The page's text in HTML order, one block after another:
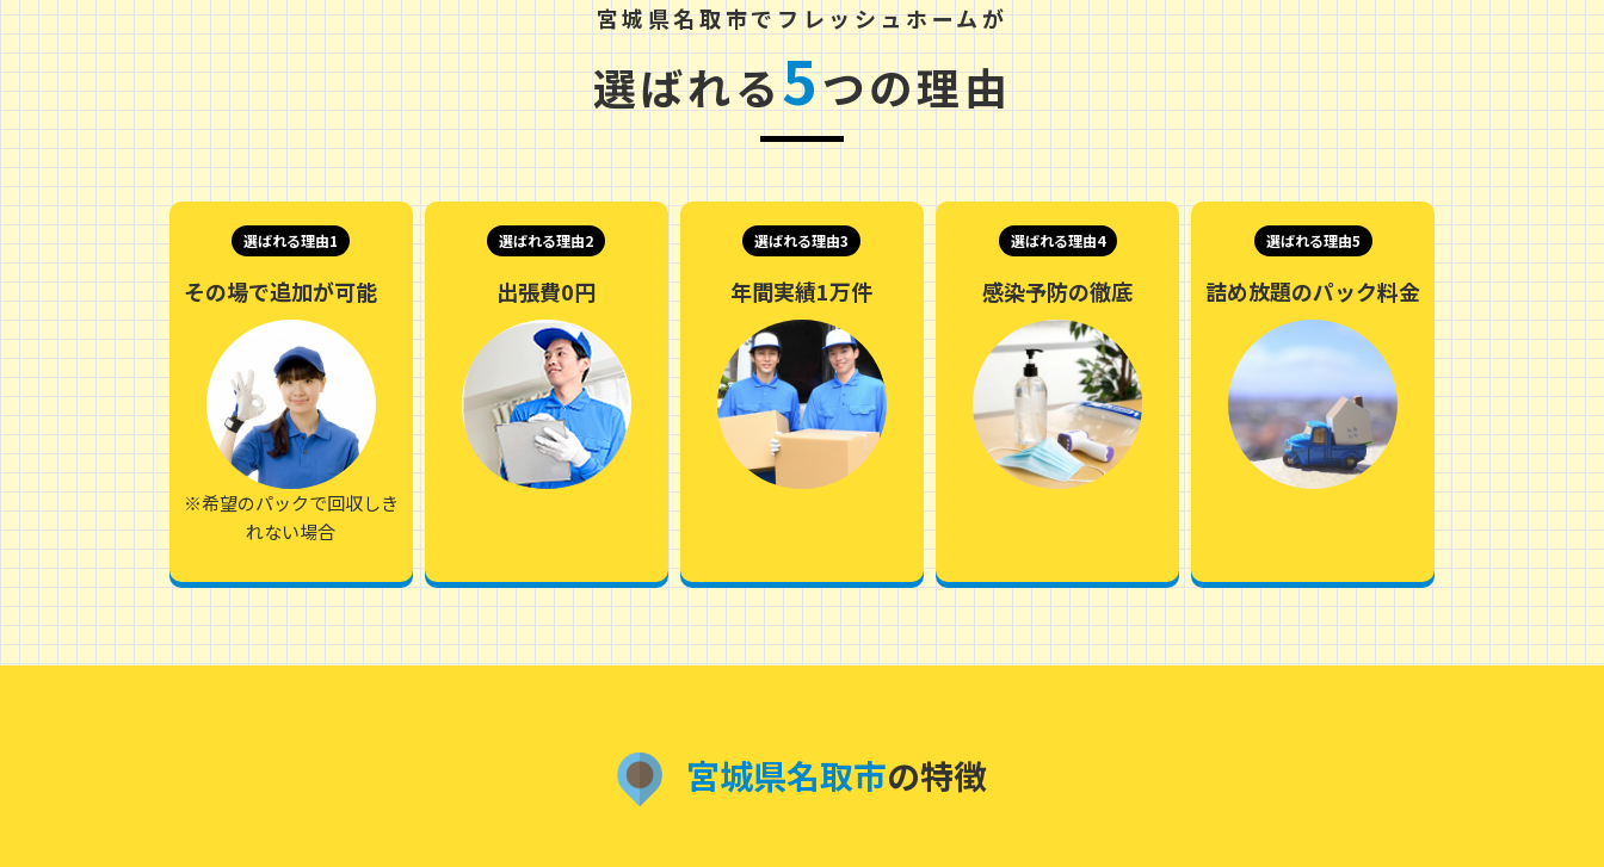
宮城県名取市でフレッシュホームが
選ばれる5つの理由
選ばれる理由1
その場で追加が可能
※希望のパックで回収しき
れない場合
選ばれる理由2
出張費0円
選ばれる理由3
年間実績1万件
選ばれる理由4
感染予防の徹底
選ばれる理由5
詰め放題のパック料金
宮城県名取市の特徴